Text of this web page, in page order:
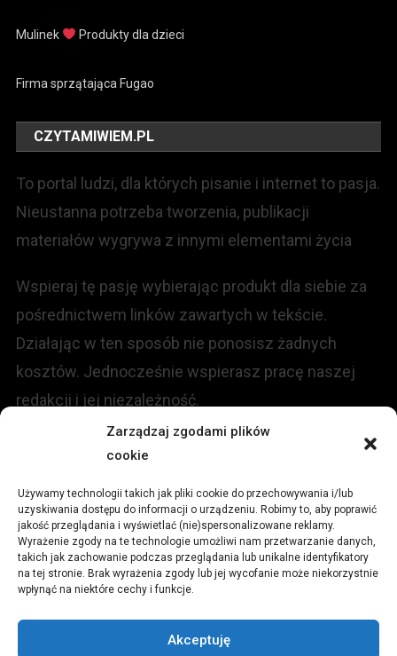
Zarządzaj zgodami plików
cookie
Używamy technologii takich jak pliki cookie do przechowywania i/lub
uzyskiwania dostępu do informacji o urządzeniu. Robimy to, aby poprawić
jakość przeglądania i wyświetlać (nie)spersonalizowane reklamy.
Wyrażenie zgody na te technologie umożliwi nam przetwarzanie danych,
takich jak zachowanie podczas przeglądania lub unikalne identyfikatory
na tej stronie. Brak wyrażenia zgody lub jej wycofanie może niekorzystnie
wpłynąć na niektóre cechy i funkcje.
Akceptuję
Mulinek Produkty dla dzieci
Firma sprzątająca Fugao
CZYTAMIWIEM.PL
To portal ludzi, dla których pisanie i internet to pasja.
Nieustanna potrzeba tworzenia, publikacji
materiałów wygrywa z innymi elementami życia
Wspieraj tę pasję wybierając produkt dla siebie za
pośrednictwem linków zawartych w tekście.
Działając w ten sposób nie ponosisz żadnych
kosztów. Jednocześnie wspierasz pracę naszej
redakcji i jej niezależność.
Redakcja portalu:
ul.Stara 13, 42-600 Tarnowskie Góry
TEL:+48 509 547 822
redakcja@czytamiwiem.pl